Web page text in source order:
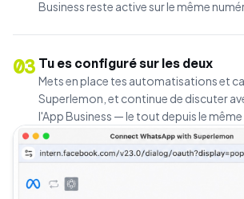
Business reste active sur le même
03 Tu es configuré sur les deux
Mets en place tes automatisations et
Superlemon, et continue de discuter
l'App Business — le tout depuis le même